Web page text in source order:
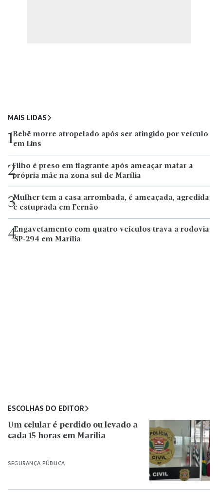
MAIS LIDAS
1Bebê morre atropelado após ser atingido por veículo
em Lins
2Filho é preso em flagrante após ameaçar matar a
própria mãe na zona sul de Marília
3Mulher tem a casa arrombada, é ameaçada, agredida
e estuprada em Fernão
4Engavetamento com quatro veículos trava a rodovia
SP-294 em Marília
ESCOLHAS DO EDITOR
SEGURANÇA PÚBLICA
Um celular é perdido ou levado a
cada 15 horas em Marília